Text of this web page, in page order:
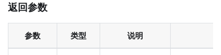
返回参数
参数 类型 说明